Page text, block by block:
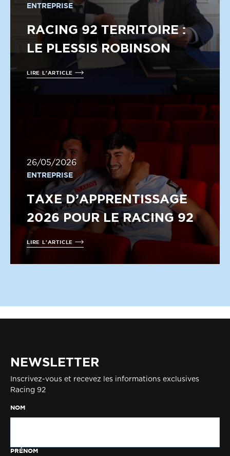
ENTREPRISE
RACING 92 TERRITOIRE :
LE PLESSIS ROBINSON
LIRE L'ARTICLE
26/05/2026
ENTREPRISE
TAXE D’APPRENTISSAGE
2026 POUR LE RACING 92
LIRE L'ARTICLE
NEWSLETTER
Inscrivez-vous et recevez les informations exclusives
Racing 92
NOM
PRÉNOM